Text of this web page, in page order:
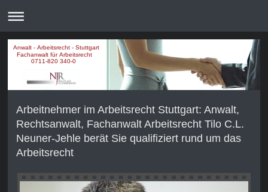
Anwalt - Arbeitsrecht - Stuttgart
Fachanwalt für Arbeitsrecht
0711-820 340-0
Arbeitnehmer im Arbeitsrecht Stuttgart: Anwalt,
Rechtsanwalt, Fachanwalt Arbeitsrecht Tilo C.L.
Neuner-Jehle berät Sie qualifiziert rund um das
Arbeitsrecht